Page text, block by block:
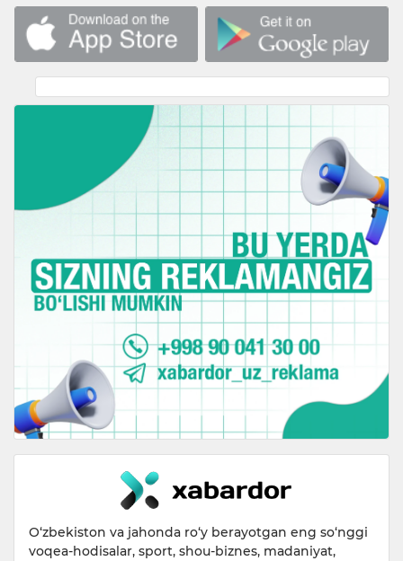
O‘zbekiston va jahonda ro‘y berayotgan eng so‘nggi
voqea-hodisalar, sport, shou-biznes, madaniyat,